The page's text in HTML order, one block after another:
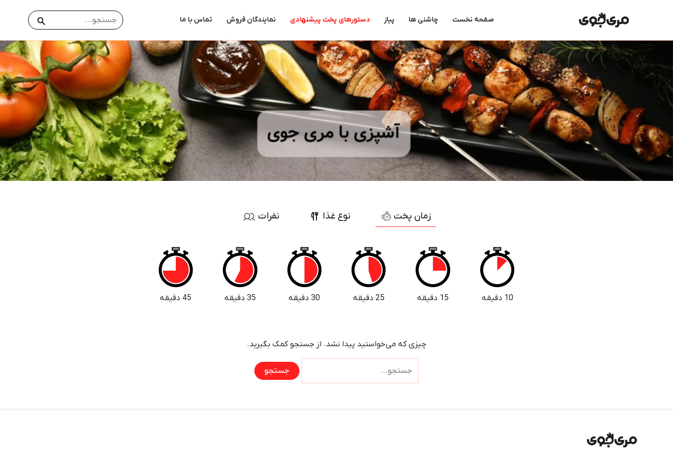
صفحه نخست چاشنی ها پیاز دستورهای پخت پیشنهادی نمایندگان فروش تماس با ما
جستجو
برای:
جستجو
زمان پخت
10 دقیقه 15 دقیقه 25 دقیقه 30 دقیقه 35 دقیقه 45 دقیقه
نوع غذا نفرات
چیزی که می‌خواستید پیدا نشد. از جستجو کمک بگیرید.
برای: